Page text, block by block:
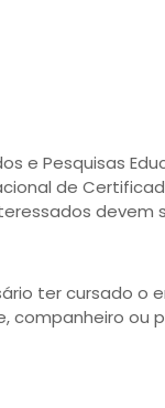
e Pesquisas
de
ter cursado o
companheiro ou